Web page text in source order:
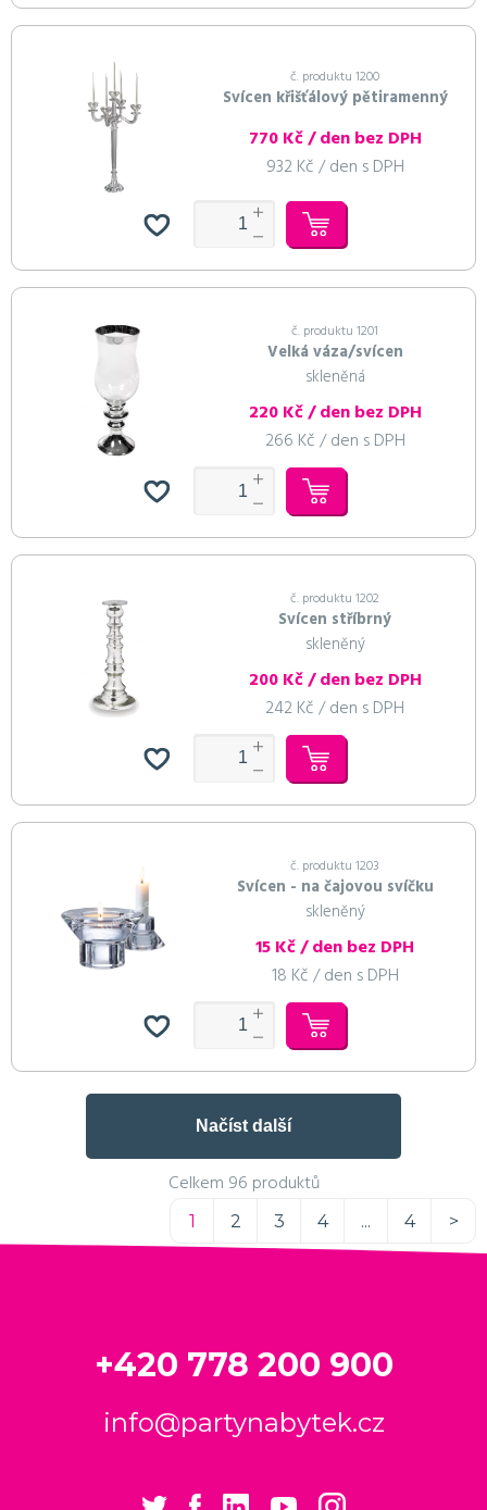
č. produktu 1200
Svícen křišťálový pětiramenný
770 Kč / den bez DPH
932 Kč / den s DPH
č. produktu 1201
Velká váza/svícen
skleněná
220 Kč / den bez DPH
266 Kč / den s DPH
č. produktu 1202
Svícen stříbrný
skleněný
200 Kč / den bez DPH
242 Kč / den s DPH
č. produktu 1203
Svícen - na čajovou svíčku
skleněný
15 Kč / den bez DPH
18 Kč / den s DPH
Načíst další
Celkem 96 produktů
1 2 3 4 ... 4 >
+420 778 200 900
info@partynabytek.cz